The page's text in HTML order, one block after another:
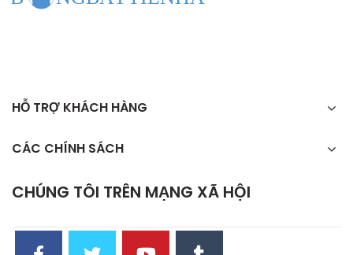
HỖ TRỢ KHÁCH HÀNG
CÁC CHÍNH SÁCH
CHÚNG TÔI TRÊN MẠNG XÃ HỘI